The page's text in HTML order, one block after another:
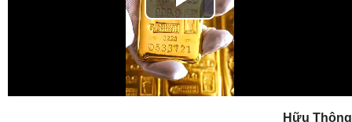
Play
Video
Hữu Thông